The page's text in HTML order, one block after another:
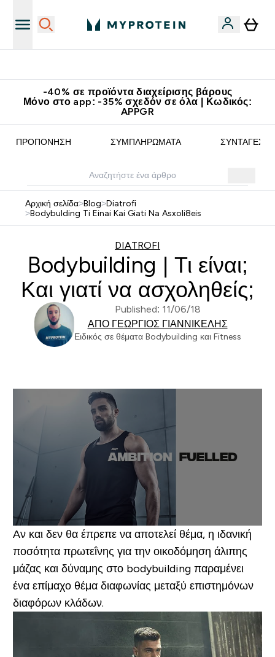
-40% σε προϊόντα διαχείρισης βάρους
Μόνο στο app: -35% σχεδόν σε όλα | Κωδικός:
APPGR
ΠΡΟΠΌΝΗΣΗ ΣΥΜΠΛΗΡΏΜΑΤΑ ΣΥΝΤΑΓΈΣ
Αρχική σελίδα>Blog>Diatrofi
>Bodybulding Ti Einai Kai Giati Na Asxoli8eis
DIATROFI
Bodybuilding | Τι είναι;
Και γιατί να ασχοληθείς;
Published: 11/06/18
ΑΠΌ ΓΕΏΡΓΙΟΣ ΓΙΑΝΝΙΚΈΛΗΣ
Ειδικός σε θέματα Bodybuilding και Fitness
Αν και δεν θα έπρεπε να αποτελεί θέμα, η ιδανική
ποσότητα πρωτεΐνης για την οικοδόμηση άλιπης
μάζας και δύναμης στο bodybuilding παραμένει
ένα επίμαχο θέμα διαφωνίας μεταξύ επιστημόνων
διαφόρων κλάδων.